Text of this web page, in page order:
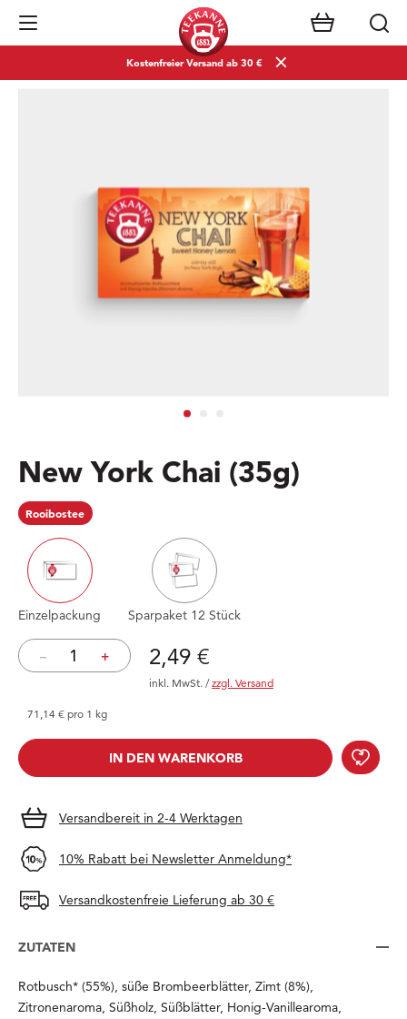
Navigation öffnen
Kostenfreier Versand ab 30 €
New York Chai (35g)
Rooibostee
Einzelpackung Sparpaket 12 Stück
– + Preis: 2,49 €
2,49 €
inkl. MwSt. /zzgl. Versand
71,14 € pro 1 kg
IN DEN WARENKORB
Versandbereit in 2-4 Werktagen
10% Rabatt bei Newsletter Anmeldung*
Versandkostenfreie Lieferung ab 30 €
ZUTATEN
Rotbusch* (55%), süße Brombeerblätter, Zimt (8%),
Zitronenaroma, Süßholz, Süßblätter, Honig-Vanillearoma,